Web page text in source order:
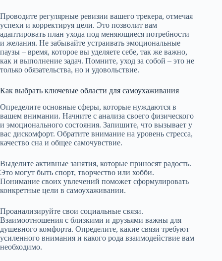
Проводите регулярные ревизии вашего трекера, отмечая
успехи и корректируя цели. Это позволит вам
адаптировать план ухода под меняющиеся потребности
и желания. Не забывайте устраивать эмоциональные
паузы – время, которое вы уделяете себе, так же важно,
как и выполнение задач. Помните, уход за собой – это не
только обязательства, но и удовольствие.
Как выбрать ключевые области для самоухаживания
Определите основные сферы, которые нуждаются в
вашем внимании. Начните с анализа своего физического
и эмоционального состояния. Запишите, что вызывает у
вас дискомфорт. Обратите внимание на уровень стресса,
качество сна и общее самочувствие.
Выделите активные занятия, которые приносят радость.
Это могут быть спорт, творчество или хобби.
Понимание своих увлечений поможет сформулировать
конкретные цели в самоухаживании.
Проанализируйте свои социальные связи.
Взаимоотношения с близкими и друзьями важны для
душевного комфорта. Определите, какие связи требуют
усиленного внимания и какого рода взаимодействие вам
необходимо.